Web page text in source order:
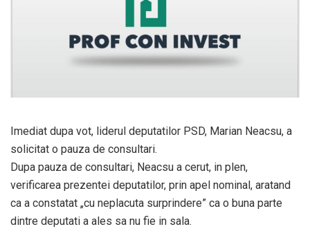
Imediat dupa vot, liderul deputatilor PSD, Marian Neacsu, a
solicitat o pauza de consultari.
Dupa pauza de consultari, Neacsu a cerut, in plen,
verificarea prezentei deputatilor, prin apel nominal, aratand
ca a constatat „cu neplacuta surprindere” ca o buna parte
dintre deputati a ales sa nu fie in sala.